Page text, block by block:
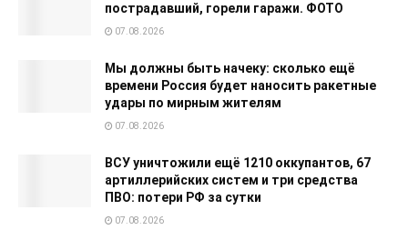
пострадавший, горели гаражи. ФОТО
07.08.2026
Мы должны быть начеку: сколько ещё
времени Россия будет наносить ракетные
удары по мирным жителям
07.08.2026
ВСУ уничтожили ещё 1210 оккупантов, 67
артиллерийских систем и три средства
ПВО: потери РФ за сутки
07.08.2026